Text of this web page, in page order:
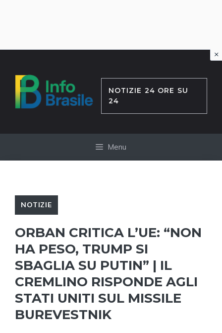
contenuto
NOTIZIE 24 ORE SU
24
Menu
NOTIZIE
ORBAN CRITICA L’UE: “NON
HA PESO, TRUMP SI
SBAGLIA SU PUTIN” | IL
CREMLINO RISPONDE AGLI
STATI UNITI SUL MISSILE
BUREVESTNIK
×